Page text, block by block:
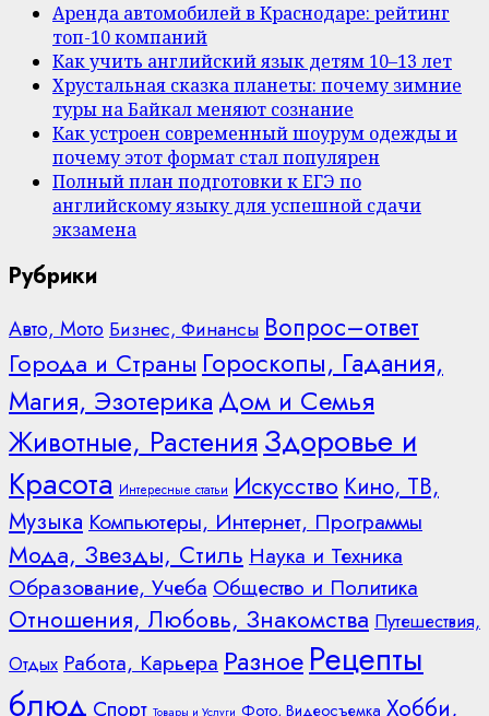
Аренда автомобилей в Краснодаре: рейтинг
топ-10 компаний
Как учить английский язык детям 10–13 лет
Хрустальная сказка планеты: почему зимние
туры на Байкал меняют сознание
Как устроен современный шоурум одежды и
почему этот формат стал популярен
Полный план подготовки к ЕГЭ по
английскому языку для успешной сдачи
экзамена
Рубрики
Авто, МотоБизнес, Финансы Вопрос–ответ
Города и Страны Гороскопы, Гадания,
Магия, Эзотерика Дом и Семья
Животные, Растения Здоровье и
Красота Интересные статьи Искусство Кино, ТВ,
Музыка Компьютеры, Интернет, Программы
Мода, Звезды, Стиль Наука и Техника
Образование, Учеба Общество и Политика
Отношения, Любовь, Знакомства Путешествия,
Отдых Работа, Карьера Разное Рецепты
блюд Спорт Товары и Услуги Фото, Видеосъемка Хобби,